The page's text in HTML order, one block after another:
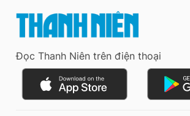
Đọc Thanh Niên trên điện thoại